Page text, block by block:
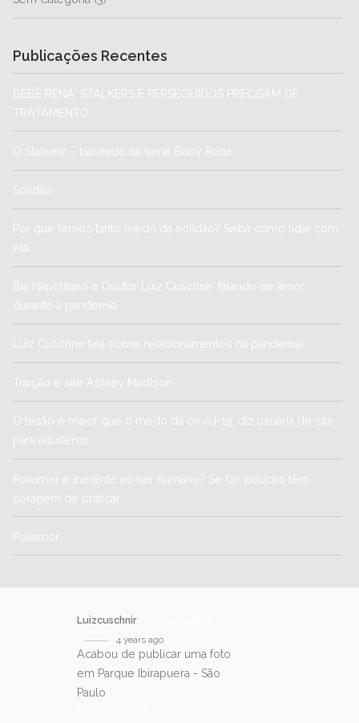
Publicações Recentes
BEBÊ RENA: STALKERS E PERSEGUIDOS PRECISAM DE
TRATAMENTO
O Stalkear – baseado na série Baby Rena
Solidão
Por que temos tanto medo da solidão? Saiba como lidar com
ela
Bia Napolitano e Doutor Luiz Cuschnir: falando de amor
durante a pandemia
Luiz Cuschnir fala sobre relacionamentos na pandemia
Traição e site Ashley Madison
O tesão é maior que o medo da covid-19, diz usuária de site
para adúlteros
Poliamor é inerente ao ser humano? Se for, poucos têm
coragem de praticar
Poliamor
Luizcuschnir
4 years ago
Acabou de publicar uma foto
em Parque Ibirapuera - São
Paulo